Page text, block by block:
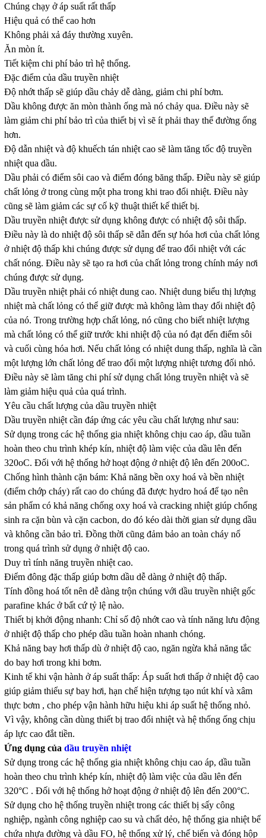
Chúng chạy ở áp suất rất thấp
Hiệu quả có thể cao hơn
Không phải xả đáy thường xuyên.
Ăn mòn ít.
Tiết kiệm chi phí bảo trì hệ thống.
Đặc điểm của dầu truyền nhiệt
Độ nhớt thấp sẽ giúp dầu chảy dễ dàng, giảm chi phí bơm.
Dầu không được ăn mòn thành ống mà nó chảy qua. Điều này sẽ
làm giảm chi phí bảo trì của thiết bị vì sẽ ít phải thay thế đường ống
hơn.
Độ dẫn nhiệt và độ khuếch tán nhiệt cao sẽ làm tăng tốc độ truyền
nhiệt qua dầu.
Dầu phải có điểm sôi cao và điểm đóng băng thấp. Điều này sẽ giúp
chất lỏng ở trong cùng một pha trong khi trao đổi nhiệt. Điều này
cũng sẽ làm giảm các sự cố kỹ thuật thiết kế thiết bị.
Dầu truyền nhiệt được sử dụng không được có nhiệt độ sôi thấp.
Điều này là do nhiệt độ sôi thấp sẽ dẫn đến sự hóa hơi của chất lỏng
ở nhiệt độ thấp khi chúng được sử dụng để trao đổi nhiệt với các
chất nóng. Điều này sẽ tạo ra hơi của chất lỏng trong chính máy nơi
chúng được sử dụng.
Dầu truyền nhiệt phải có nhiệt dung cao. Nhiệt dung biểu thị lượng
nhiệt mà chất lỏng có thể giữ được mà không làm thay đổi nhiệt độ
của nó. Trong trường hợp chất lỏng, nó cũng cho biết nhiệt lượng
mà chất lỏng có thể giữ trước khi nhiệt độ của nó đạt đến điểm sôi
và cuối cùng hóa hơi. Nếu chất lỏng có nhiệt dung thấp, nghĩa là cần
một lượng lớn chất lỏng để trao đổi một lượng nhiệt tương đối nhỏ.
Điều này sẽ làm tăng chi phí sử dụng chất lỏng truyền nhiệt và sẽ
làm giảm hiệu quả của quá trình.
Yêu cầu chất lượng của dầu truyền nhiệt
Dầu truyền nhiệt cần đáp ứng các yêu cầu chất lượng như sau:
Sử dụng trong các hệ thống gia nhiệt không chịu cao áp, dầu tuần
hoàn theo chu trình khép kín, nhiệt độ làm việc của dầu lên đến
320oC. Đối với hệ thống hở hoạt động ở nhiệt độ lên đến 200oC.
Chống hình thành cặn bám: Khả năng bền oxy hoá và bền nhiệt
(điểm chớp cháy) rất cao do chúng đã đư­ợc hydro hoá để tạo nên
sản phẩm có khả năng chống oxy hoá và cracking nhiệt giúp chống
sinh ra cặn bùn và cặn cacbon, do đó kéo dài thời gian sử dụng dầu
và không cần bảo trì. Đồng thời cũng đảm bảo an toàn cháy nổ
trong quá trình sử dụng ở nhiệt độ cao.
Duy trì tính năng truyền nhiệt cao.
Điểm đông đặc thấp giúp bơm dầu dễ dàng ở nhiệt độ thấp.
Tính đồng hoá tốt nên dễ dàng trộn chúng với dầu truyền nhiệt gốc
parafine khác ở bất cứ tỷ lệ nào.
Thiết bị khởi động nhanh: Chỉ số độ nhớt cao và tính năng lưu động
ở nhiệt độ thấp cho phép dầu tuần hoàn nhanh chóng.
Khả năng bay hơi thấp dù ở nhiệt độ cao, ngăn ngừa khả năng tắc
do bay hơi trong khi bơm.
Kinh tế khi vận hành ở áp suất thấp: Áp suất hơi thấp ở nhiệt độ cao
giúp giảm thiểu sự bay hơi, hạn chế hiện tượng tạo nút khí và xâm
thực bơm , cho phép vận hành hữu hiệu khi áp suất hệ thống nhỏ.
Vì vậy, không cần dùng thiết bị trao đổi nhiệt và hệ thống ống chịu
áp lực cao đắt tiền.
Ứng dụng của dầu truyền nhiệt
Sử dụng trong các hệ thống gia nhiệt không chịu cao áp, dầu tuần
hoàn theo chu trình khép kín, nhiệt độ làm việc của dầu lên đến
320°C . Đối với hệ thống hở hoạt động ở nhiệt độ lên đến 200°C.
Sử dụng cho hệ thống truyền nhiệt trong các thiết bị sấy công
nghiệp, ngành công nghiệp cao su và chất dẻo, hệ thống gia nhiệt bể
chứa nhựa đường và dầu FO, hệ thống xử lý, chế biến và đóng hộp